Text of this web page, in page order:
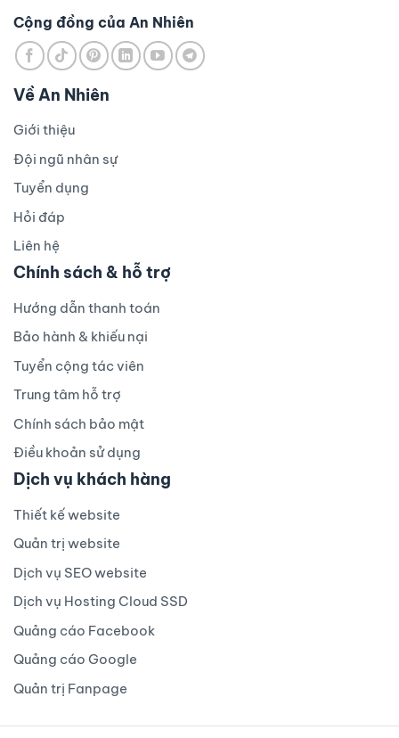
Cộng đồng của An Nhiên
Về An Nhiên
Giới thiệu
Đội ngũ nhân sự
Tuyển dụng
Hỏi đáp
Liên hệ
Chính sách & hỗ trợ
Hướng dẫn thanh toán
Bảo hành & khiếu nại
Tuyển cộng tác viên
Trung tâm hỗ trợ
Chính sách bảo mật
Điều khoản sử dụng
Dịch vụ khách hàng
Thiết kế website
Quản trị website
Dịch vụ SEO website
Dịch vụ Hosting Cloud SSD
Quảng cáo Facebook
Quảng cáo Google
Quản trị Fanpage